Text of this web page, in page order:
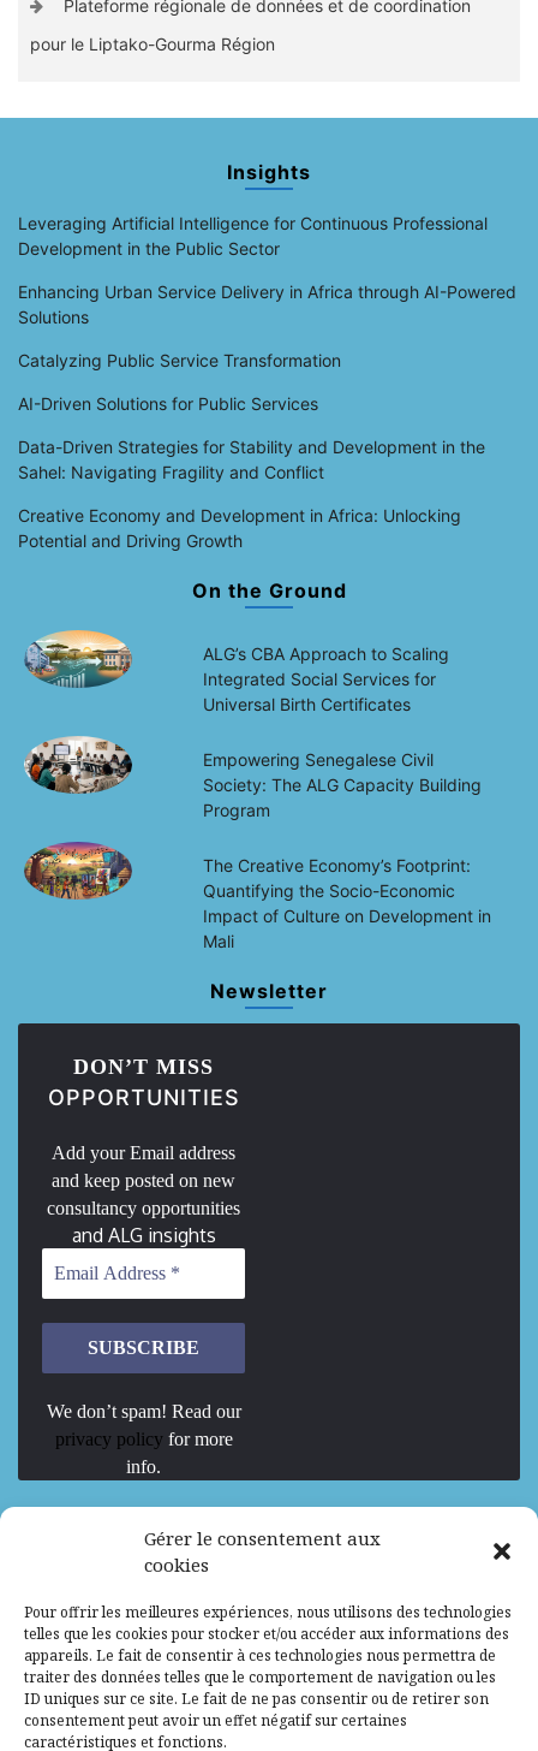
Gérer le consentement aux
cookies
Pour offrir les meilleures expériences, nous utilisons des technologies
telles que les cookies pour stocker et/ou accéder aux informations des
appareils. Le fait de consentir à ces technologies nous permettra de
traiter des données telles que le comportement de navigation ou les
ID uniques sur ce site. Le fait de ne pas consentir ou de retirer son
consentement peut avoir un effet négatif sur certaines
caractéristiques et fonctions.
Plateforme régionale de données et de coordination
pour le Liptako-Gourma Région
Insights
Leveraging Artificial Intelligence for Continuous Professional
Development in the Public Sector
Enhancing Urban Service Delivery in Africa through AI-Powered
Solutions
Catalyzing Public Service Transformation
AI-Driven Solutions for Public Services
Data-Driven Strategies for Stability and Development in the
Sahel: Navigating Fragility and Conflict
Creative Economy and Development in Africa: Unlocking
Potential and Driving Growth
On the Ground
ALG’s CBA Approach to Scaling
Integrated Social Services for
Universal Birth Certificates
Empowering Senegalese Civil
Society: The ALG Capacity Building
Program
The Creative Economy’s Footprint:
Quantifying the Socio-Economic
Impact of Culture on Development in
Mali
Newsletter
DON’T MISS
OPPORTUNITIES
Add your Email address
and keep posted on new
consultancy opportunities
and ALG insights
We don’t spam! Read our
privacy policy for more
info.
We are Hiring
Mission d’excellence en IA, Machine
Learning et LLM
Abidjan, Côte d'Ivoire ALG Consultant
Research Assistants – Accra